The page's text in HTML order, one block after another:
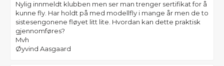
Nylig innmeldt klubben men ser man trenger sertifikat for å
kunne fly. Har holdt på med modellfly i mange år men de to
sistesengonene fløyet litt lite. Hvordan kan dette praktisk
gjennomføres?
Mvh
Øyvind Aasgaard